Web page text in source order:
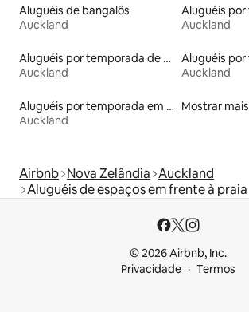
Aluguéis de bangalôs
Auckland
Auckland
Aluguéis por temporada de acomodações de luxo
Auckland
Auckland
Aluguéis por temporada em albergue
Auckland
Mostrar mais
Airbnb Nova Zelândia Auckland
Aluguéis de espaços em frente à praia
© 2026 Airbnb, Inc.
Privacidade
Termos